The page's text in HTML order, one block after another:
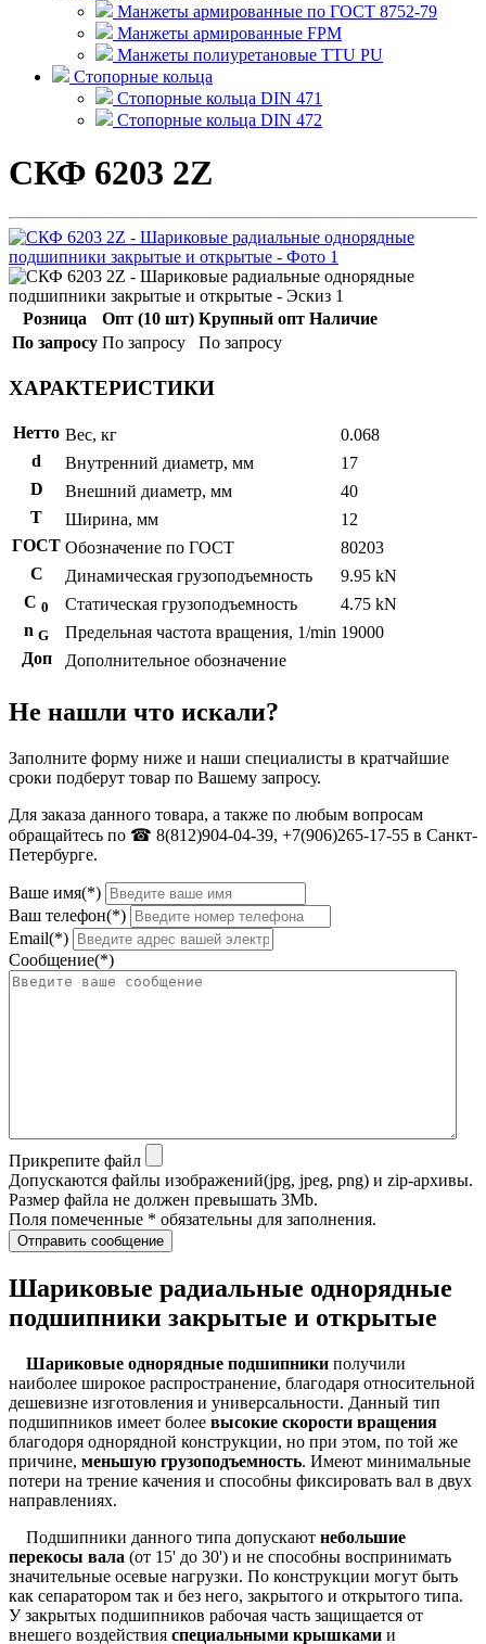
Манжеты армированные по ГОСТ 8752-79
Манжеты армированные FPM
Манжеты полиуретановые TTU PU
Стопорные кольца
Стопорные кольца DIN 471
Стопорные кольца DIN 472
СКФ 6203 2Z
Розница Опт (10 шт) Крупный опт Наличие
По запросу По запросу По запросу
ХАРАКТЕРИСТИКИ
Нетто Вес, кг
0.068
d
Внутренний диаметр, мм
17
D
Внешний диаметр, мм
40
T
Ширина, мм
12
ГОСТ Обозначение по ГОСТ
80203
C
Динамическая грузоподъемность
9.95 kN
С 0 Статическая грузоподъемность
4.75 kN
n G Предельная частота вращения, 1/min 19000
Доп
Дополнительное обозначение
Не нашли что искали?
Заполните форму ниже и наши специалисты в кратчайшие
сроки подберут товар по Вашему запросу.
Для заказа данного товара, а также по любым вопросам
обращайтесь по ☎ 8(812)904-04-39, +7(906)265-17-55 в Санкт-
Петербурге.
Ваше имя(*)
Ваш телефон(*)
Email(*)
Сообщение(*)
Прикрепите файл
Допускаются файлы изображений(jpg, jpeg, png) и zip-архивы.
Размер файла не должен превышать 3Mb.
Поля помеченные * обязательны для заполнения.
Отправить сообщение
Шариковые радиальные однорядные
подшипники закрытые и открытые
Шариковые однорядные подшипники получили
наиболее широкое распространение, благодаря относительной
дешевизне изготовления и универсальности. Данный тип
подшипников имеет более высокие скорости вращения
благодоря однорядной конструкции, но при этом, по той же
причине, меньшую грузоподъемность. Имеют минимальные
потери на трение качения и способны фиксировать вал в двух
направлениях.
Подшипники данного типа допускают небольшие
перекосы вала (от 15' до 30') и не способны воспринимать
значительные осевые нагрузки. По конструкции могут быть
как сепаратором так и без него, закрытого и открытого типа.
У закрытых подшипников рабочая часть защищается от
внешего воздействия специальными крышками и